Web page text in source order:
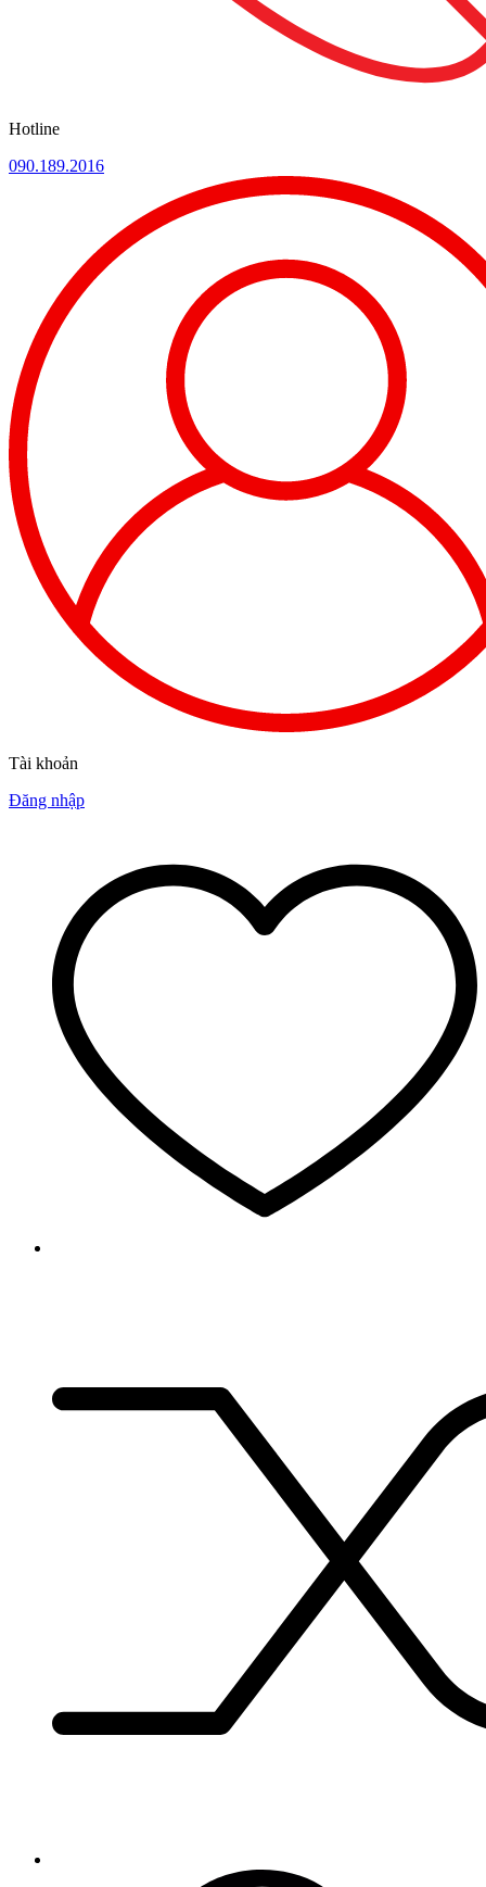
Hotline
090.189.2016
Tài khoản
Đăng nhập